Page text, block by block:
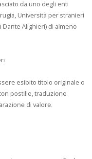
da uno degli enti
Università per stranieri
Dante Alighieri) di almeno
esibito titolo originale o
postille, traduzione
di valore.